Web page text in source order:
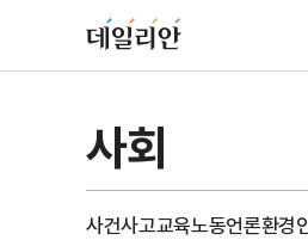
사회
사건사고교육노동언론환경